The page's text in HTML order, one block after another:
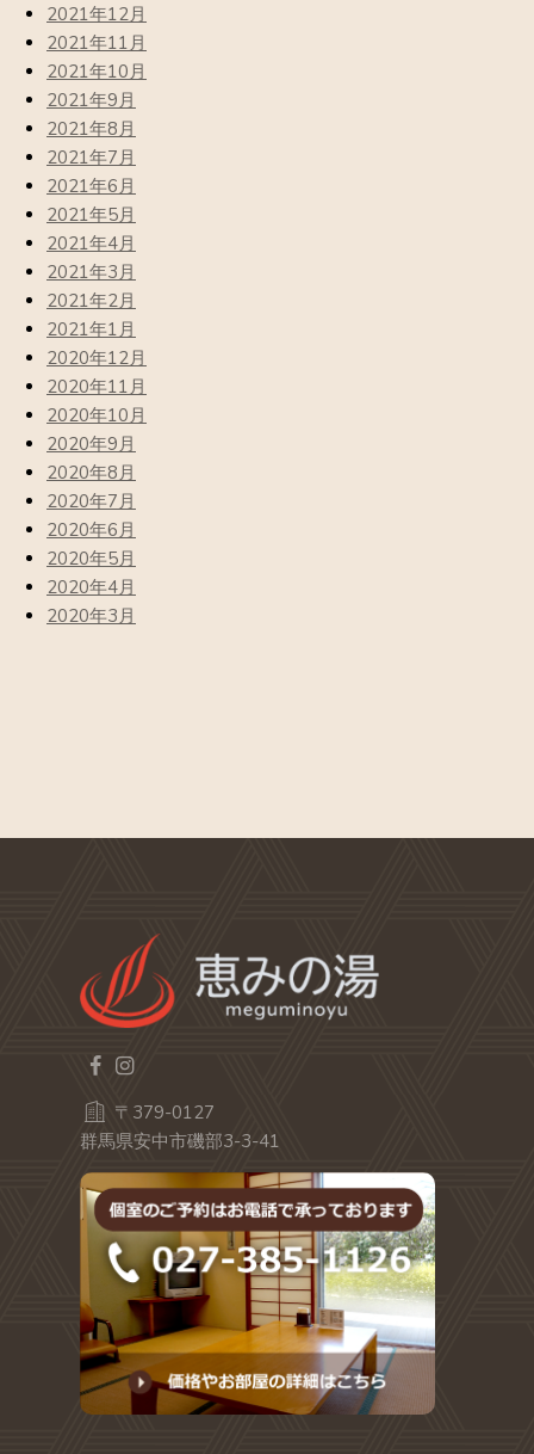
2021年12月
2021年11月
2021年10月
2021年9月
2021年8月
2021年7月
2021年6月
2021年5月
2021年4月
2021年3月
2021年2月
2021年1月
2020年12月
2020年11月
2020年10月
2020年9月
2020年8月
2020年7月
2020年6月
2020年5月
2020年4月
2020年3月
〒379-0127
群馬県安中市磯部3-3-41